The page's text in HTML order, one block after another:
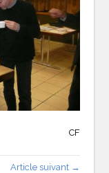
CF
Article suivant →